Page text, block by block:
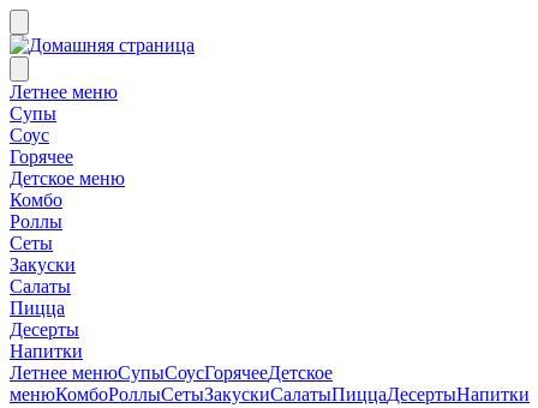
Летнее меню
Супы
Соус
Горячее
Детское меню
Комбо
Роллы
Сеты
Закуски
Салаты
Пицца
Десерты
Напитки
Летнее менюСупыСоусГорячееДетское
менюКомбоРоллыСетыЗакускиСалатыПиццаДесертыНапитки